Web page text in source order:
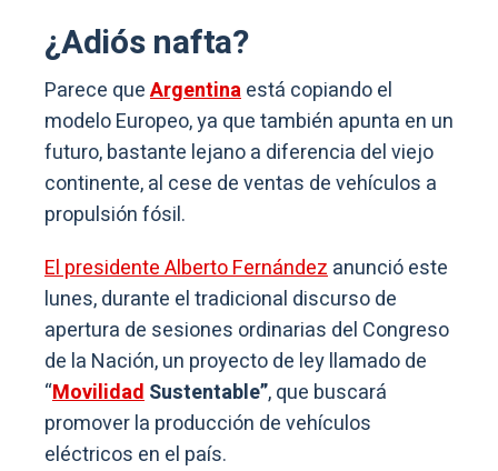
¿Adiós nafta?
Parece queArgentinaestá copiando el
modelo Europeo, ya que también apunta en un
futuro, bastante lejano a diferencia del viejo
continente, al cese de ventas de vehículos a
propulsión fósil.
El presidente Alberto Fernándezanunció este
lunes, durante el tradicional discurso de
apertura de sesiones ordinarias del Congreso
de la Nación, un proyecto de ley llamado de
“MovilidadSustentable”, que buscará
promover la producción de vehículos
eléctricos en el país.